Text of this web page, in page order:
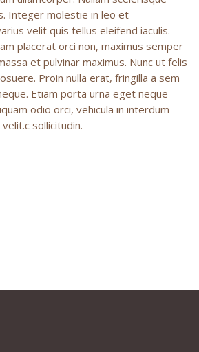
Integer molestie in leo et
velit quis tellus eleifend iaculis.
placerat orci non, maximus semper
et pulvinar maximus. Nunc ut felis
Proin nulla erat, fringilla a sem
Etiam porta urna eget neque
odio orci, vehicula in interdum
sollicitudin.